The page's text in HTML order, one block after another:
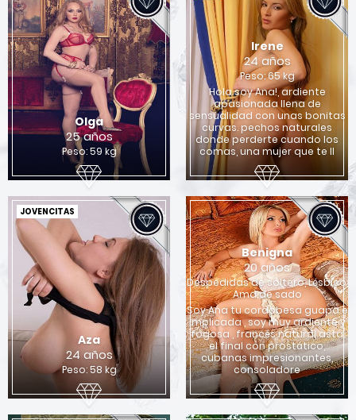
Olga
25 años
Peso: 59 kg
Irene
24 años
Peso: 65 kg
Hola soy Ana!, ardiente
apasionada llena de
sensualidad con unas bonitas
curvas. pechos naturales
donde perderte cuando los
comas, una mujer que te ll
JOVENCITAS
Aza
24 años
Peso: 58 kg
Benigna
20 años
Despedidas de soltero, Lésbico,
Ama de sado
Soy Ana tu cordobesa guapa e
implicada , soy muy ardiente y
fogosa , francés natural asta
el final con prostático,
cubanas impresionantes,
consoladore